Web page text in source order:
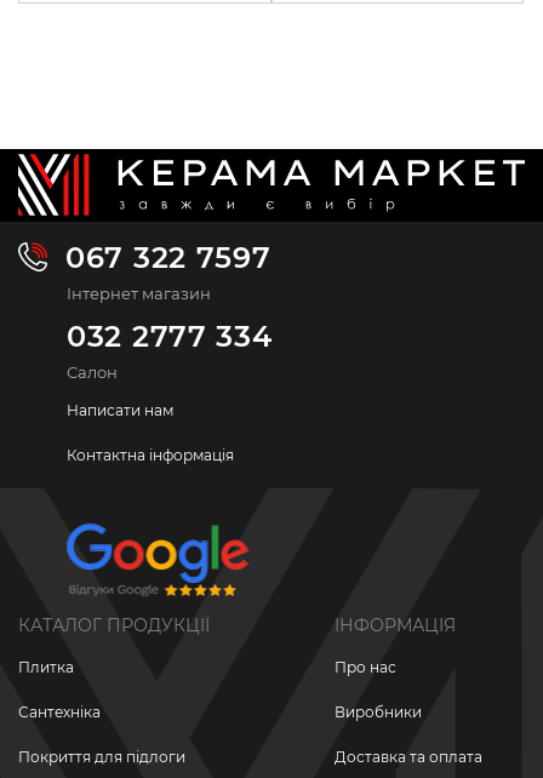
067 322 7597
Інтернет магазин
032 2777 334
Салон
Написати нам
Контактна інформація
КАТАЛОГ ПРОДУКЦІЇ
Плитка
Сантехніка
Покриття для підлоги
ІНФОРМАЦІЯ
Про нас
Виробники
Доставка та оплата